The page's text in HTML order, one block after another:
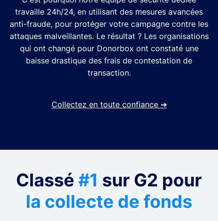
travaille 24h/24, en utilisant des mesures avancées
anti-fraude, pour protéger votre campagne contre les
attaques malveillantes. Le résultat ? Les organisations
qui ont changé pour Donorbox ont constaté une
baisse drastique des frais de contestation de
transaction.
Collectez en toute confiance ➔
Classé #1 sur G2 pour
la collecte de fonds